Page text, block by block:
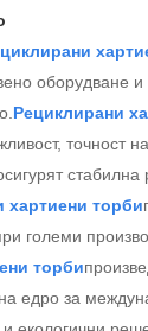
оборудване и
Рециклирани
точност
стабилна
хартиени торби
големи
торби
едро за